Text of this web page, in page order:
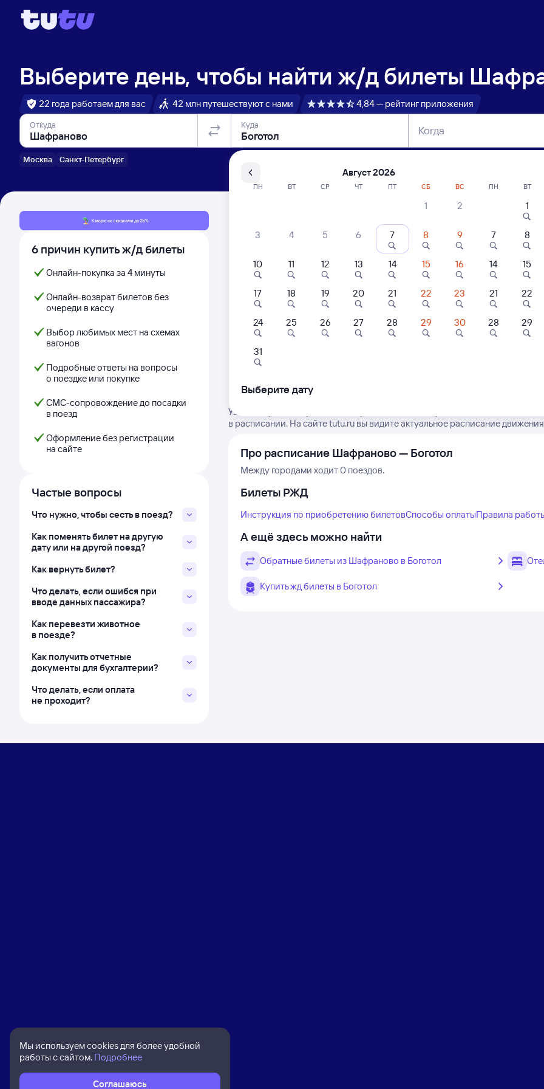
Выберите день, чтобы найти ж/д билеты
22 года работаем для вас 42 млн путешествуют с нами 4,84 — рейтинг приложения
Откуда
Москва Санкт-Петербург
Куда Когда
6 причин купить ж/д билеты
Онлайн-покупка за 4 минуты
Онлайн-возврат билетов без
очереди в кассу
Выбор любимых мест на схемах
вагонов
Подробные ответы на вопросы
о поездке или покупке
СМС-сопровождение до посадки
в поезд
Оформление без регистрации
на сайте
Частые вопросы
Что нужно, чтобы сесть в поезд?
Как поменять билет на другую
дату или на другой поезд?
Как вернуть билет?
Что делать, если ошибся при
вводе данных пассажира?
Как перевезти животное
в поезде?
Как получить отчетные
документы для бухгалтерии?
Что делать, если оплата
не проходит?
Расписание поездов Шафраново — Боготол
Нет рейсов по
Узнайте время отправления и прибытия пассажирских поездов РЖД из
в расписании. На сайте tutu.ru вы видите актуальное расписание
Про расписание Шафраново — Боготол
Между городами ходит 0 поездов.
Билеты РЖД
Инструкция по приобретению билетовСпособы оплатыПравила
А ещё здесь можно найти
Обратные билеты из Шафраново в Боготол
Купить жд билеты в Боготол
Мы используем cookies для более удобной
работы с сайтом. Подробнее
Соглашаюсь
Август 2026
ПН ВТ СР ЧТ ПТ СБ ВС
1 2
3 4 5 6 7 8 9
10 11 12 13 14 15 16
17 18 19 20 21 22 23
24 25 26 27 28 29 30
31
ПН ВТ
1
7 8
14 15
21 22
28 29
Выберите дату